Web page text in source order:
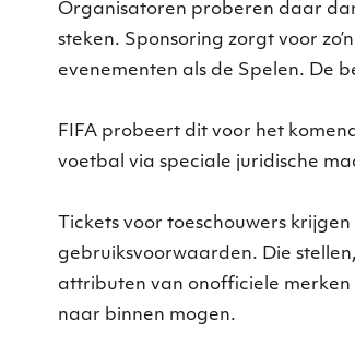
Organisatoren proberen daar
steken. Sponsoring zorgt voor
evenementen als de Spelen. De
FIFA probeert dit voor het
voetbal via speciale juridische
Tickets voor toeschouwers krijgen
gebruiksvoorwaarden. Die
attributen van onofficiele
naar binnen mogen.